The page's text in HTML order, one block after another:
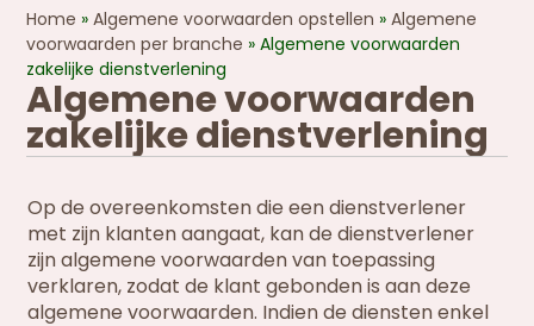
Algemene voorwaarden
zakelijke dienstverlening
Home »Algemene voorwaarden opstellen »Algemene
voorwaarden per branche »Algemene voorwaarden
zakelijke dienstverlening
Op de overeenkomsten die een dienstverlener
met zijn klanten aangaat, kan de dienstverlener
zijn algemene voorwaarden van toepassing
verklaren, zodat de klant gebonden is aan deze
algemene voorwaarden. Indien de diensten enkel